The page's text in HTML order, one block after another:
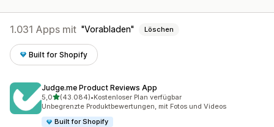
1.031 Apps mit Vorabladen Löschen
Built for Shopify
Judge.me Product Reviews App
5,0von 5 Sternen
(43.084)
43084 Rezensionen insgesamt
•Kostenloser Plan verfügbar
Unbegrenzte Produktbewertungen, mit Fotos und Videos
Built for Shopify